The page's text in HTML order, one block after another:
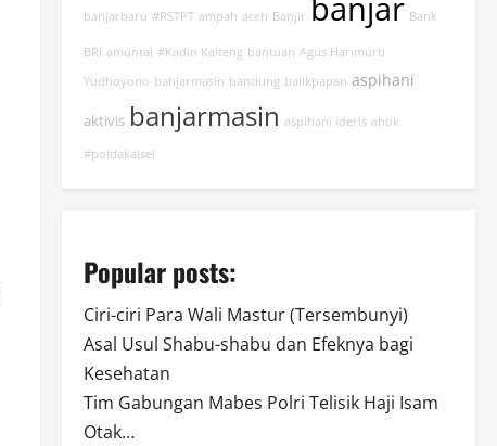
banjarbaru #RSTPT ampah aceh Banjir banjar Bank
BRI amuntai #Kadin Kalteng bantuan Agus Harimurti
Yudhoyono bahjarmasin bandung balikpapan aspihani
aktivis banjarmasin aspihani ideris ahok
#poldakalsel
Popular posts:
Ciri-ciri Para Wali Mastur (Tersembunyi)
Asal Usul Shabu-shabu dan Efeknya bagi
Kesehatan
Tim Gabungan Mabes Polri Telisik Haji Isam
Otak…